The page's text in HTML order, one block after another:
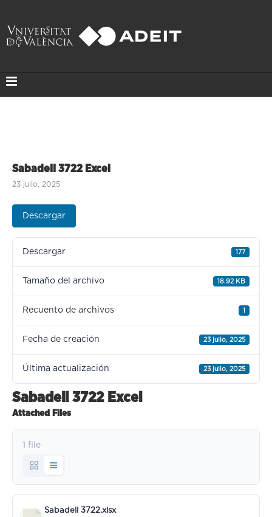
Sabadell 3722 Excel
23 julio, 2025
Descargar
Descargar 177
Tamaño del archivo 18.92 KB
Recuento de archivos 1
Fecha de creación 23 julio, 2025
Última actualización 23 julio, 2025
Sabadell 3722 Excel
Attached Files
1 file
Sabadell 3722.xlsx